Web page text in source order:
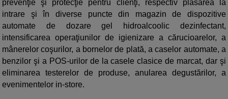
prevenţie şi protecţie pentru clienţi, respectiv plasarea la
intrare şi în diverse puncte din magazin de dispozitive
automate de dozare gel hidroalcoolic dezinfectant,
intensificarea operaţiunilor de igienizare a cărucioarelor, a
mânerelor coşurilor, a bornelor de plată, a caselor automate, a
benzilor şi a POS-urilor de la casele clasice de marcat, dar şi
eliminarea testerelor de produse, anularea degustărilor, a
evenimentelor in-store.